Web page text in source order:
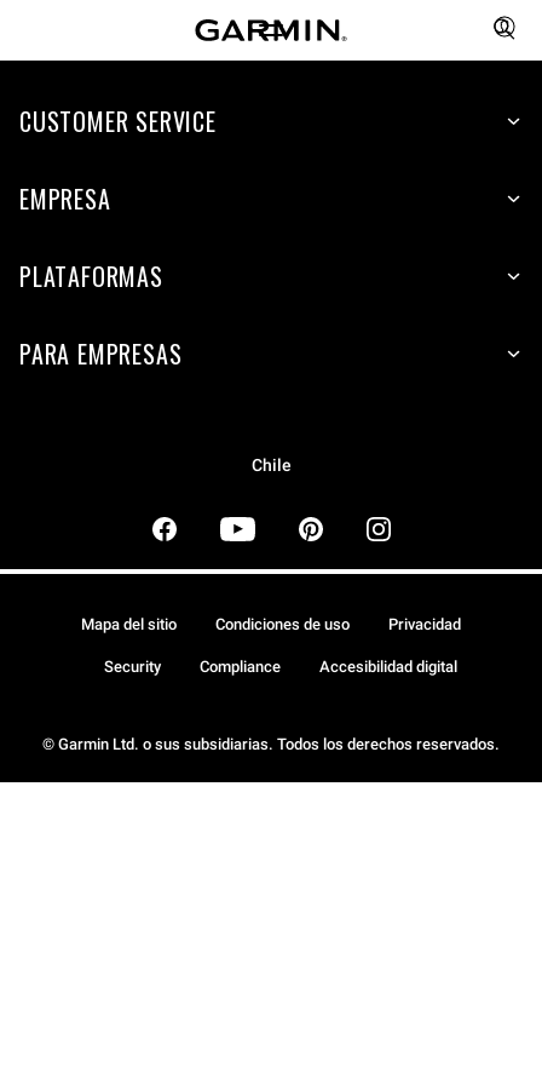
CUSTOMER SERVICE
EMPRESA
PLATAFORMAS
PARA EMPRESAS
Chile
© Garmin Ltd. o sus subsidiarias. Todos los derechos reservados.
Mapa del sitio Condiciones de uso Privacidad
Security Compliance Accesibilidad digital